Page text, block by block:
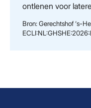
ontlenen voor
Bron: Gerechtshof ‘s-